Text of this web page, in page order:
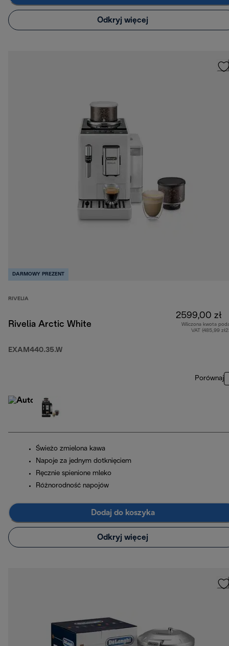
Odkryj więcej
DARMOWY PREZENT
RIVELIA
Rivelia Arctic White
EXAM440.35.W
2599,00 zł
Wliczona kwota
VAT (485,99
Porównaj
Świeżo zmielona kawa
Napoje za jednym dotknięciem
Ręcznie spienione mleko
Różnorodność napojów
Dodaj do koszyka
Odkryj więcej